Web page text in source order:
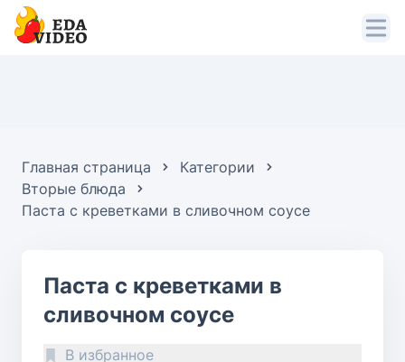
Главная страница
Категории
Вторые блюда
Паста с креветками в сливочном соусе
Паста с креветками в
сливочном соусе
В избранное